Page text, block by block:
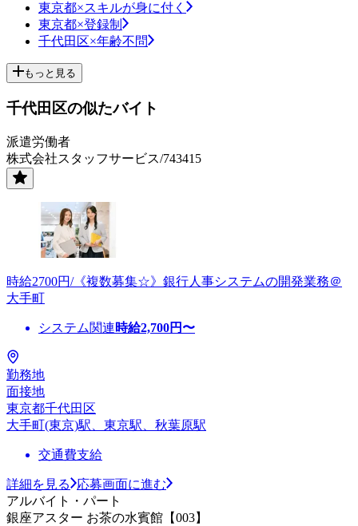
東京都×スキルが身に付く
東京都×登録制
千代田区×年齢不問
もっと見る
千代田区の似たバイト
派遣労働者
株式会社スタッフサービス/743415
時給2700円/《複数募集☆》銀行人事システムの開発業務＠
大手町
システム関連時給2,700円〜
勤務地
面接地
東京都千代田区
大手町(東京)駅、東京駅、秋葉原駅
交通費支給
詳細を見る
応募画面に進む
アルバイト・パート
銀座アスター お茶の水賓館【003】